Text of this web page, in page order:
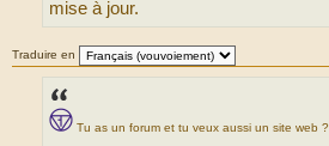
mise à jour.
Traduire en
Tu as un forum et tu veux aussi un site web ?